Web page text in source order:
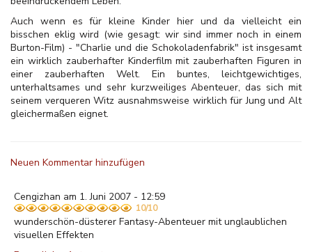
Auch wenn es für kleine Kinder hier und da vielleicht ein
bisschen eklig wird (wie gesagt: wir sind immer noch in einem
Burton-Film) - "Charlie und die Schokoladenfabrik" ist insgesamt
ein wirklich zauberhafter Kinderfilm mit zauberhaften Figuren in
einer zauberhaften Welt. Ein buntes, leichtgewichtiges,
unterhaltsames und sehr kurzweiliges Abenteuer, das sich mit
seinem verqueren Witz ausnahmsweise wirklich für Jung und Alt
gleichermaßen eignet.
Neuen Kommentar hinzufügen
Cengizhan am 1. Juni 2007 - 12:59
10/10
wunderschön-düsterer Fantasy-Abenteuer mit unglaublichen
visuellen Effekten